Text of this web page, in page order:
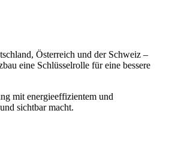
Österreich und der Schweiz –
eine Schlüsselrolle für eine bessere
mit energieeffizientem und
sichtbar macht.